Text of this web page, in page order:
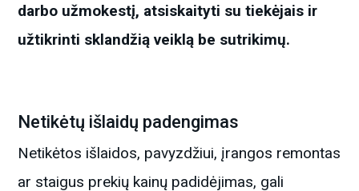
darbo užmokestį, atsiskaityti su tiekėjais ir
užtikrinti sklandžią veiklą be sutrikimų.
Netikėtų išlaidų padengimas
Netikėtos išlaidos, pavyzdžiui, įrangos remontas
ar staigus prekių kainų padidėjimas, gali